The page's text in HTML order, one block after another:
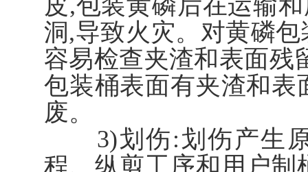
皮,包装黄磷后在运输
洞,导致火灾。对黄磷
容易检查夹渣和表面残
包装桶表面有夹渣和表
废。
3)划伤:划伤产生原
程、纵剪工序和用户制